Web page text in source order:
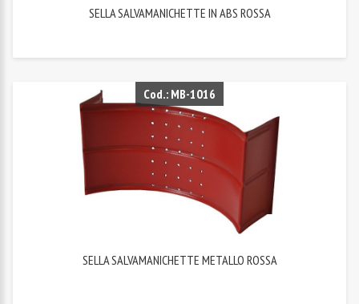
SELLA SALVAMANICHETTE IN ABS ROSSA
Cod.: MB-1016
SELLA SALVAMANICHETTE METALLO ROSSA